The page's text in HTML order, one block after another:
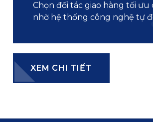
Chọn đối tác giao hàng tối ưu
nhờ hệ thống công nghệ tự
XEM CHI TIẾT